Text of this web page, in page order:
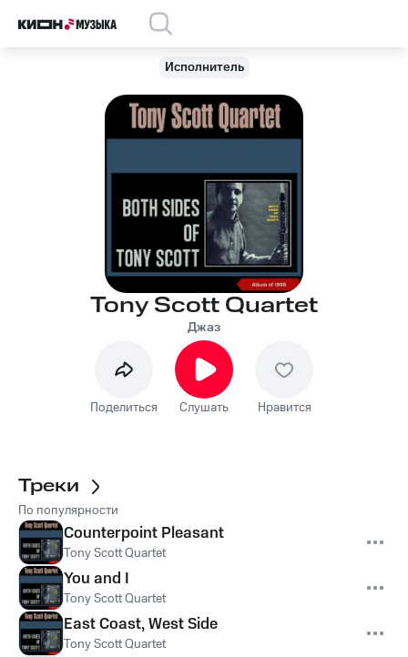
Исполнитель
Tony Scott Quartet
Джаз
Поделиться Слушать Нравится
Треки
По популярности
Counterpoint Pleasant
Tony Scott Quartet
You and I
Tony Scott Quartet
East Coast, West Side
Tony Scott Quartet